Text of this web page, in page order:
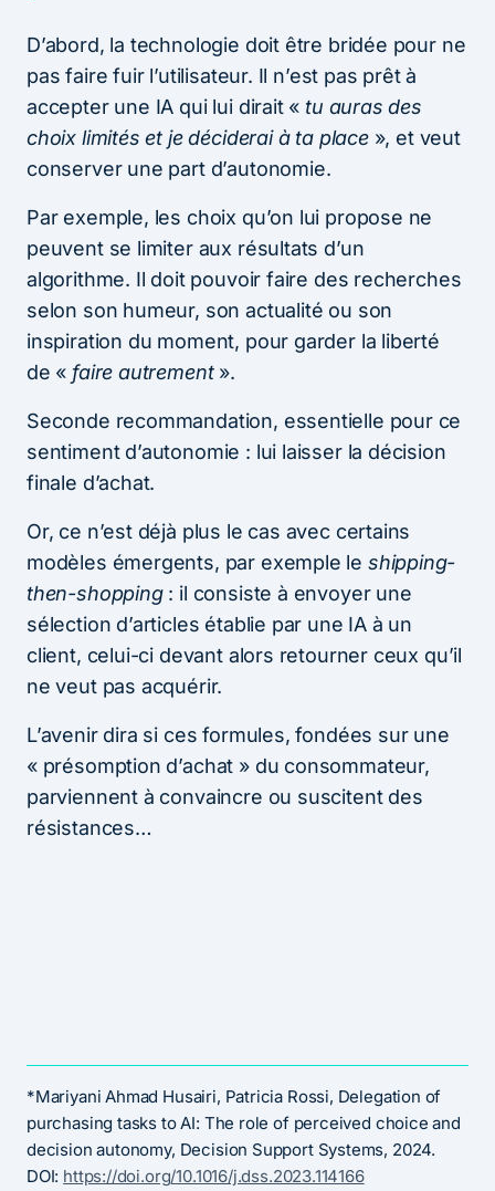
D’abord, la technologie doit être bridée pour ne
pas faire fuir l’utilisateur. Il n’est pas prêt à
accepter une IA qui lui dirait « tu auras des
choix limités et je déciderai à ta place», et veut
conserver une part d’autonomie.
Par exemple, les choix qu’on lui propose ne
peuvent se limiter aux résultats d’un
algorithme. Il doit pouvoir faire des recherches
selon son humeur, son actualité ou son
inspiration du moment, pour garder la liberté
de « faire autrement».
Seconde recommandation, essentielle pour ce
sentiment d’autonomie : lui laisser la décision
finale d’achat.
Or, ce n’est déjà plus le cas avec certains
modèles émergents, par exemple le shipping-
then-shopping: il consiste à envoyer une
sélection d’articles établie par une IA à un
client, celui-ci devant alors retourner ceux qu’il
ne veut pas acquérir.
L’avenir dira si ces formules, fondées sur une
« présomption d’achat » du consommateur,
parviennent à convaincre ou suscitent des
résistances…
*Mariyani Ahmad Husairi, Patricia Rossi, Delegation of
purchasing tasks to AI: The role of perceived choice and
decision autonomy, Decision Support Systems, 2024.
DOI: https://doi.org/10.1016/j.dss.2023.114166